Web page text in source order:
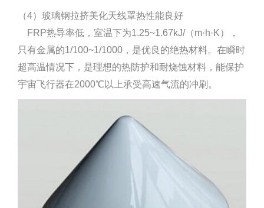
（4）玻璃钢拉挤美化天线罩热性能良好
FRP热导率低，室温下为1.25~1.67kJ/（m·h·K），
只有金属的1/100~1/1000，是优良的绝热材料。在瞬时
超高温情况下，是理想的热防护和耐烧蚀材料，能保护
宇宙飞行器在2000℃以上承受高速气流的冲刷。